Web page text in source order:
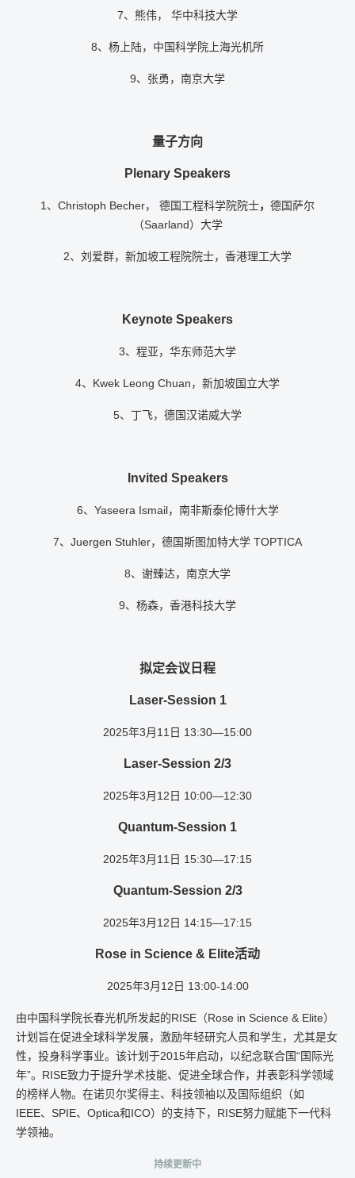
7、熊伟， 华中科技大学
8、杨上陆，中国科学院上海光机所
9、张勇，南京大学
量子方向
Plenary Speakers
1、Christoph Becher， 德国工程科学院院士， 德国萨尔
（Saarland）大学
2、刘爱群，新加坡工程院院士，香港理工大学
Keynote Speakers
3、程亚，华东师范大学
4、Kwek Leong Chuan，新加坡国立大学
5、丁飞，德国汉诺威大学
Invited Speakers
6、Yaseera Ismail，南非斯泰伦博什大学
7、Juergen Stuhler，德国斯图加特大学 TOPTICA
8、谢臻达，南京大学
9、杨森，香港科技大学
拟定会议日程
Laser-Session 1
2025年3月11日 13:30—15:00
Laser-Session 2/3
2025年3月12日 10:00—12:30
Quantum-Session 1
2025年3月11日 15:30—17:15
Quantum-Session 2/3
2025年3月12日 14:15—17:15
Rose in Science & Elite活动
2025年3月12日 13:00-14:00
由中国科学院长春光机所发起的RISE（Rose in Science & Elite）
计划旨在促进全球科学发展，激励年轻研究人员和学生，尤其是女
性，投身科学事业。该计划于2015年启动，以纪念联合国“国际光
年”。RISE致力于提升学术技能、促进全球合作，并表彰科学领域
的榜样人物。在诺贝尔奖得主、科技领袖以及国际组织（如
IEEE、SPIE、Optica和ICO）的支持下，RISE努力赋能下一代科
学领袖。
持续更新中